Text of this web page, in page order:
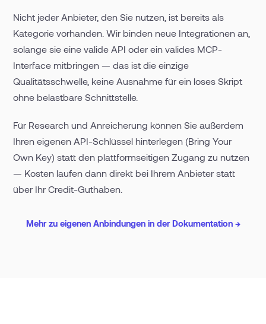
Nicht jeder Anbieter, den Sie nutzen, ist bereits als
Kategorie vorhanden. Wir binden neue Integrationen an,
solange sie eine valide API oder ein valides MCP-
Interface mitbringen — das ist die einzige
Qualitätsschwelle, keine Ausnahme für ein loses Skript
ohne belastbare Schnittstelle.
Für Research und Anreicherung können Sie außerdem
Ihren eigenen API-Schlüssel hinterlegen (Bring Your
Own Key) statt den plattformseitigen Zugang zu nutzen
— Kosten laufen dann direkt bei Ihrem Anbieter statt
über Ihr Credit-Guthaben.
Mehr zu eigenen Anbindungen in der Dokumentation →